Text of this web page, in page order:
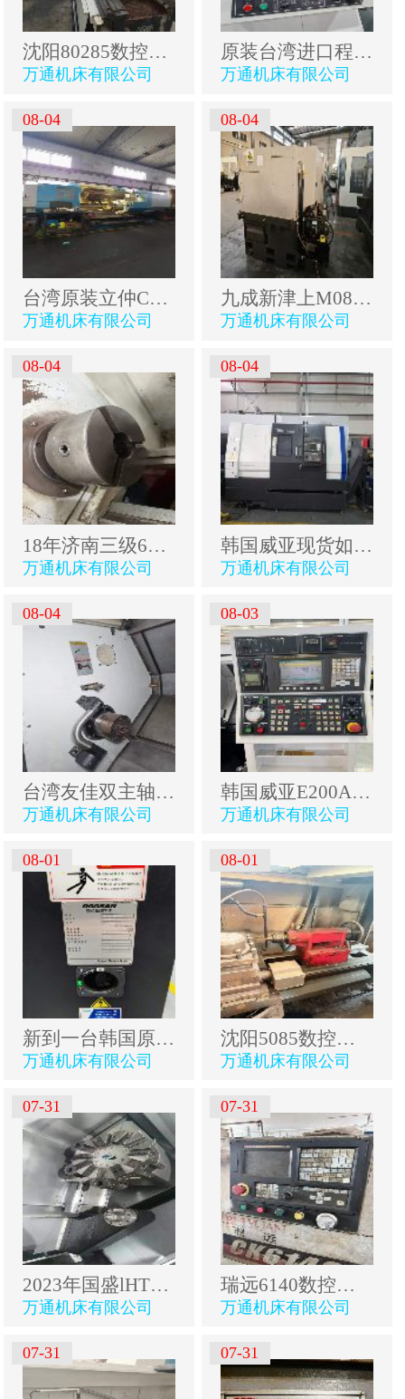
沈阳80285数控车，61803米，发那科系统，导轨无磨损，.
万通机床有限公司
原装台湾进口程泰GS-260数控车床、10寸卡盘、伺服12工.
万通机床有限公司
08-04
台湾原装立仲CNC-S50/3M重切削数控车床，24寸双液压卡.
万通机床有限公司
08-04
九成新津上M08JII数控车床，2018年出厂，8寸卡盘，8工.
万通机床有限公司
08-04
18年济南三级6136轻轨数控车，价格便宜！
万通机床有限公司
08-04
韩国威亚现货如下:威亚280数控车床同款3台，威亚400C.
万通机床有限公司
08-04
台湾友佳双主轴数控车床FTC-350S批发。
万通机床有限公司
08-03
韩国威亚E200A数控车床（剩一台）型号：E200A加工长度.
万通机床有限公司
08-01
新到一台韩国原装斗山PUMAGT2600重型数控车床，2022年.
万通机床有限公司
08-01
沈阳5085数控车，很少用，价格便宜
万通机床有限公司
07-31
2023年国盛lHT1031数控车床、发那科Plus系统、台湾12.
万通机床有限公司
07-31
瑞远6140数控车床两台
万通机床有限公司
07-31 07-31